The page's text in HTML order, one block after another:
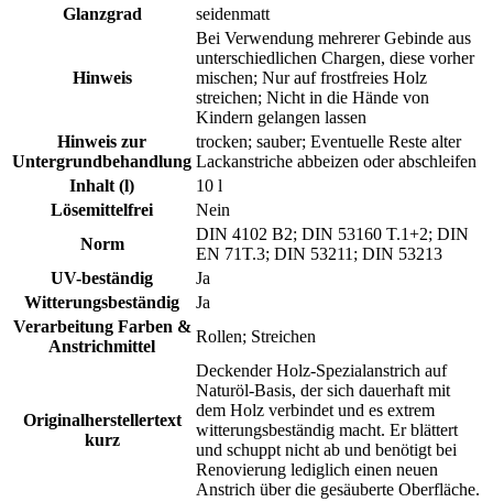
Glanzgrad
seidenmatt
Hinweis
Bei Verwendung mehrerer Gebinde aus
unterschiedlichen Chargen, diese vorher
mischen; Nur auf frostfreies Holz
streichen; Nicht in die Hände von
Kindern gelangen lassen
Hinweis zur
Untergrundbehandlung
trocken; sauber; Eventuelle Reste alter
Lackanstriche abbeizen oder abschleifen
Inhalt (l)
10 l
Lösemittelfrei
Nein
Norm
DIN 4102 B2; DIN 53160 T.1+2; DIN
EN 71T.3; DIN 53211; DIN 53213
UV-beständig
Ja
Witterungsbeständig
Ja
Verarbeitung Farben &
Anstrichmittel
Rollen; Streichen
Originalherstellertext
kurz
Deckender Holz-Spezialanstrich auf
Naturöl-Basis, der sich dauerhaft mit
dem Holz verbindet und es extrem
witterungsbeständig macht. Er blättert
und schuppt nicht ab und benötigt bei
Renovierung lediglich einen neuen
Anstrich über die gesäuberte Oberfläche.